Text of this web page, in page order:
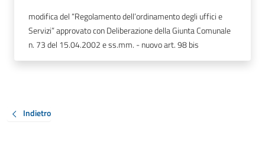
modifica del “Regolamento dell’ordinamento degli uffici e
Servizi” approvato con Deliberazione della Giunta Comunale
n. 73 del 15.04.2002 e ss.mm. - nuovo art. 98 bis
Indietro